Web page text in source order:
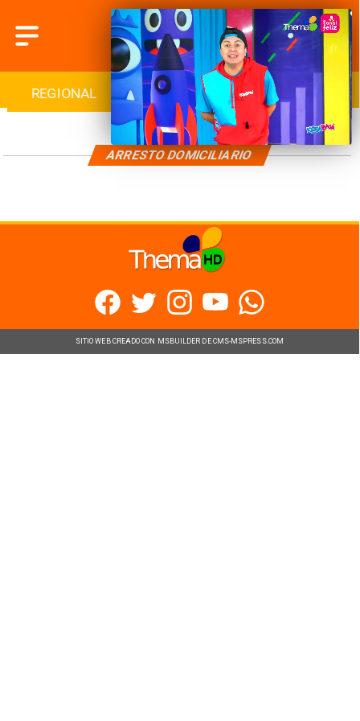
REGIONAL INTERNACIONAL DEPORTES
ARRESTO DOMICILIARIO
SITIO WEB CREADO CON MSBUILDER DE CMS-MSPRESS.COM